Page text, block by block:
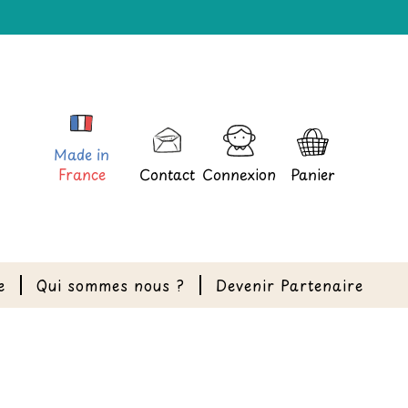
Panier
Connexion
Contact
Made in
France
Qui sommes nous ? Devenir Partenaire